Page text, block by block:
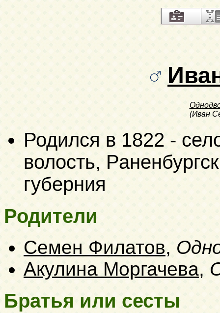
(Иван
Родился в 1822 -
волость,
губерния
Родители
Семен Филатов,
Акулина Моргачева,
Братья или сесты